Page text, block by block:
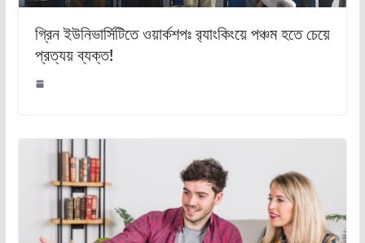
গ্রিন ইউনিভার্সিটিতে ওয়ার্কশপঃ র‌্যাংকিংয়ে পঞ্চম হতে চেয়ে
প্রত্যয় ব্যক্ত!